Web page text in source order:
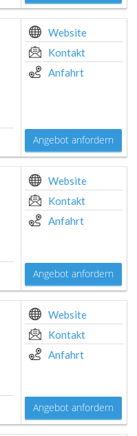
Website
Kontakt
Anfahrt
Angebot anfordern
Website
Kontakt
Anfahrt
Angebot anfordern
Website
Kontakt
Anfahrt
Angebot anfordern